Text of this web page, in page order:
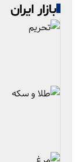
بازار ایران